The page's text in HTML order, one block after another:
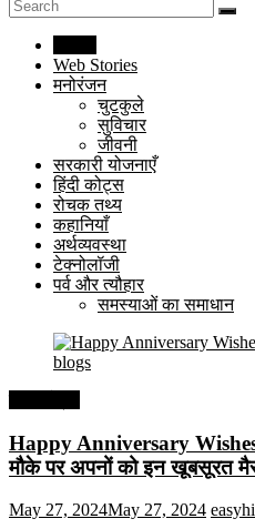
Web Stories
मनोरंजन
चुटकुले
सुविचार
जीवनी
सरकारी योजनाएँ
हिंदी कोट्स
रोचक तथ्य
कहानियाँ
अर्थव्यवस्था
टेक्नोलॉजी
पर्व और त्यौहार
समस्याओं का समाधान
Happy Anniversary Wishes
मौके पर अपनों को इन खूबसूरत
May 27, 2024May 27, 2024